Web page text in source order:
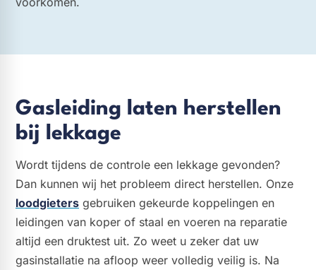
Gasleiding laten herstellen
bij lekkage
Wordt tijdens de controle een lekkage gevonden?
Dan kunnen wij het probleem direct herstellen. Onze
loodgieters gebruiken gekeurde koppelingen en
leidingen van koper of staal en voeren na reparatie
altijd een druktest uit. Zo weet u zeker dat uw
gasinstallatie na afloop weer volledig veilig is. Na